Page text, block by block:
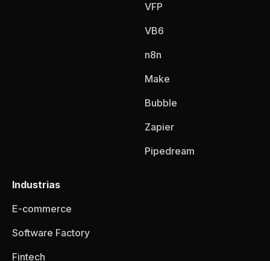
VFP
VB6
n8n
Make
Bubble
Zapier
Pipedream
Industrias
E-commerce
Software Factory
Fintech